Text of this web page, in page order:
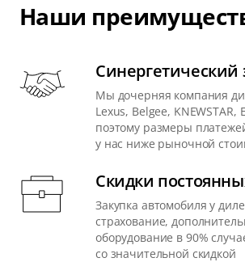
Наши
Синергетический
Мы дочерняя компания
Lexus, Belgee, KNEWSTAR,
поэтому размеры
у нас ниже рыночной
Скидки
Закупка автомобиля у
страхование,
оборудование в 90%
со значительной скидкой